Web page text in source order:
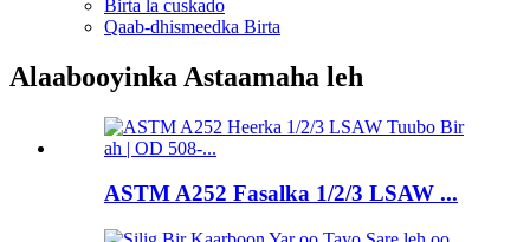
Birta la cuskado
Qaab-dhismeedka Birta
Alaabooyinka Astaamaha leh
ASTM A252 Fasalka 1/2/3 LSAW ...